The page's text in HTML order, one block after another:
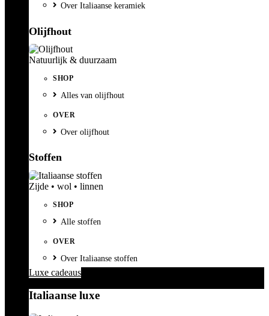
Over Italiaanse keramiek
Olijfhout
Natuurlijk & duurzaam
SHOP
Alles van olijfhout
OVER
Over olijfhout
Stoffen
Zijde • wol • linnen
SHOP
Alle stoffen
OVER
Over Italiaanse stoffen
Luxe cadeaus
Italiaanse luxe